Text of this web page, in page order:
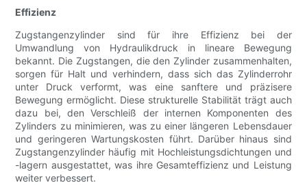
Effizienz
Zugstangenzylinder sind für ihre Effizienz bei der
Umwandlung von Hydraulikdruck in lineare Bewegung
bekannt. Die Zugstangen, die den Zylinder zusammenhalten,
sorgen für Halt und verhindern, dass sich das Zylinderrohr
unter Druck verformt, was eine sanftere und präzisere
Bewegung ermöglicht. Diese strukturelle Stabilität trägt auch
dazu bei, den Verschleiß der internen Komponenten des
Zylinders zu minimieren, was zu einer längeren Lebensdauer
und geringeren Wartungskosten führt. Darüber hinaus sind
Zugstangenzylinder häufig mit Hochleistungsdichtungen und
-lagern ausgestattet, was ihre Gesamteffizienz und Leistung
weiter verbessert.